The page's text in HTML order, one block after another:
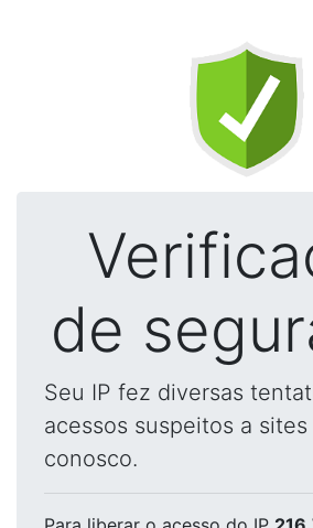
de
Seu IP fez diversas
acessos suspeitos a
conosco.